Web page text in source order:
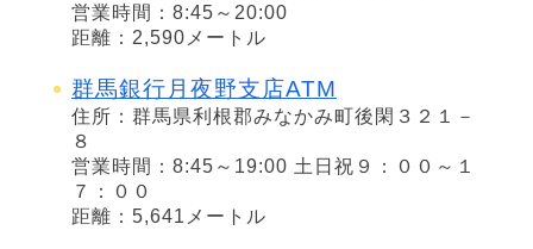
営業時間：8:45～20:00
距離：2,590メートル
群馬銀行月夜野支店ATM
住所：群馬県利根郡みなかみ町後閑３２１－
８
営業時間：8:45～19:00 土日祝９：００～１
７：００
距離：5,641メートル